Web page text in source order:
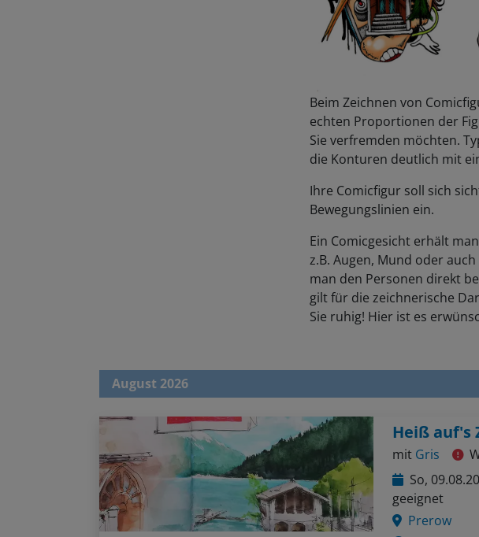
Beim Zeichnen von
echten Proportionen der
Sie verfremden möchten.
die Konturen deutlich mit
Ihre Comicfigur soll sich
Bewegungslinien ein.
Ein Comicgesicht erhält
z.B. Augen, Mund oder
man den Personen direkt
gilt für die zeichnerische
Sie ruhig! Hier ist es
August 2026
Heiß auf's
mit Gris
So,
geeignet
Prerow